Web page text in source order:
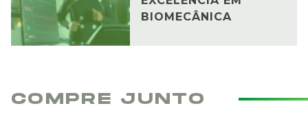
BIOMECÂNICA
COMPRE JUNTO